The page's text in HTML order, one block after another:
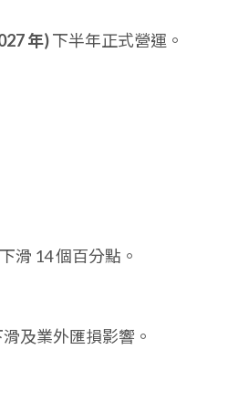
年)下半年正式營運。
滑 14 個百分點。
及業外匯損影響。